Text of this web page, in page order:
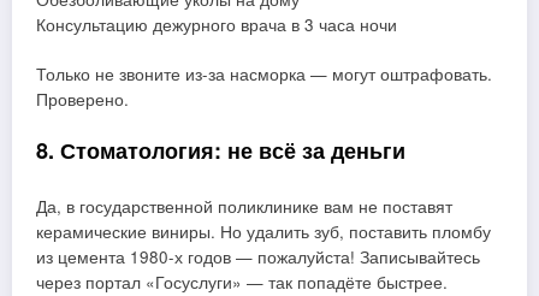
Консультацию дежурного врача в 3 часа ночи
Только не звоните из-за насморка — могут оштрафовать.
Проверено.
8. Стоматология: не всё за деньги
Да, в государственной поликлинике вам не поставят
керамические виниры. Но удалить зуб, поставить пломбу
из цемента 1980-х годов — пожалуйста! Записывайтесь
через портал «Госуслуги» — так попадёте быстрее.